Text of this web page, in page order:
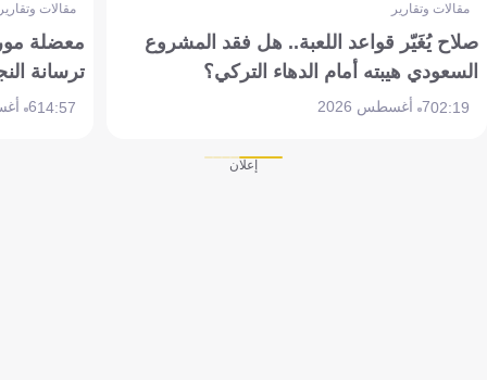
مقالات وتقارير
صلاح يُغَيّر قواعد اللعبة.. هل فقد المشروع
السعودي هيبته أمام الدهاء التركي؟
02:197 أغسطس 2026
مقالات
معضلة
ترسانة
14:576 أغسطس 2026
إعلان